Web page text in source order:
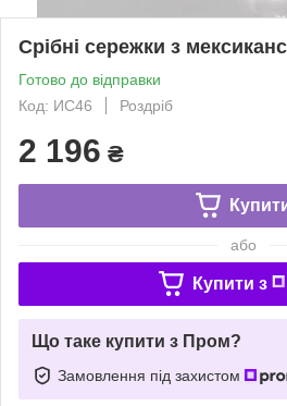
Срібні сережки з
Готово до відправки
Код: ИС46
Роздріб
2 196 ₴
або
Купити з
Що таке купити з Пром?
Замовлення під захистом